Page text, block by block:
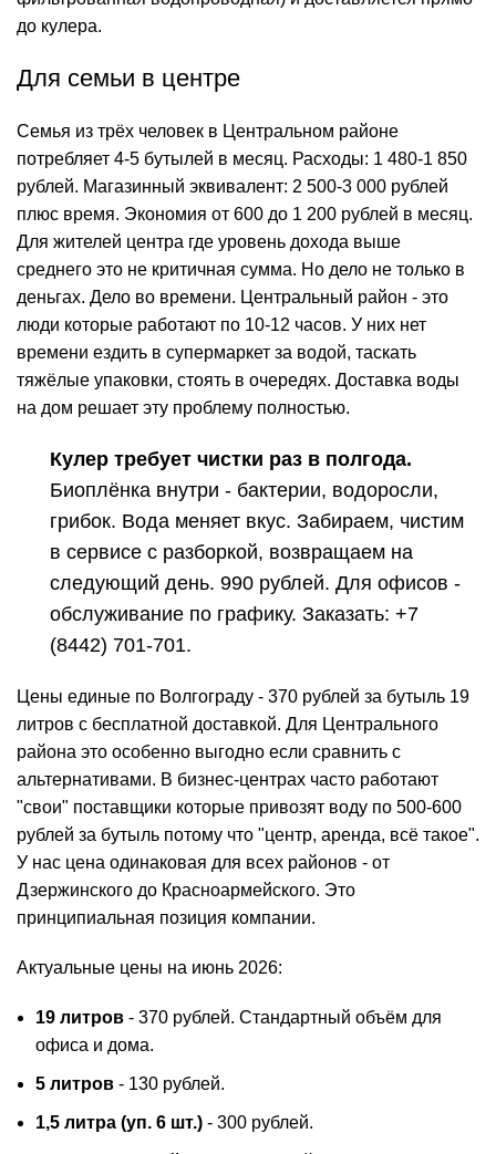
до кулера.
Для семьи в центре
Семья из трёх человек в Центральном районе
потребляет 4-5 бутылей в месяц. Расходы: 1 480-1 850
рублей. Магазинный эквивалент: 2 500-3 000 рублей
плюс время. Экономия от 600 до 1 200 рублей в месяц.
Для жителей центра где уровень дохода выше
среднего это не критичная сумма. Но дело не только в
деньгах. Дело во времени. Центральный район - это
люди которые работают по 10-12 часов. У них нет
времени ездить в супермаркет за водой, таскать
тяжёлые упаковки, стоять в очередях. Доставка воды
на дом решает эту проблему полностью.
Кулер требует чистки раз в полгода.
Биоплёнка внутри - бактерии, водоросли,
грибок. Вода меняет вкус. Забираем, чистим
в сервисе с разборкой, возвращаем на
следующий день. 990 рублей. Для офисов -
обслуживание по графику. Заказать: +7
(8442) 701-701.
Цены единые по Волгограду - 370 рублей за бутыль 19
литров с бесплатной доставкой. Для Центрального
района это особенно выгодно если сравнить с
альтернативами. В бизнес-центрах часто работают
"свои" поставщики которые привозят воду по 500-600
рублей за бутыль потому что "центр, аренда, всё такое".
У нас цена одинаковая для всех районов - от
Дзержинского до Красноармейского. Это
принципиальная позиция компании.
Актуальные цены на июнь 2026:
19 литров - 370 рублей. Стандартный объём для
офиса и дома.
5 литров - 130 рублей.
1,5 литра (уп. 6 шт.) - 300 рублей.